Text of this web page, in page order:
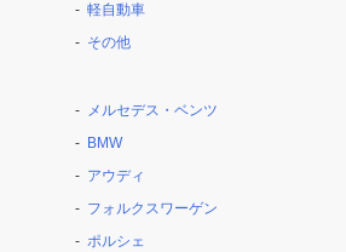
軽自動車
その他
メルセデス・ベンツ
BMW
アウディ
フォルクスワーゲン
ポルシェ